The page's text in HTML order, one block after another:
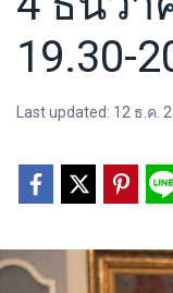
19.30-
Last updated: 12 ธ.ค.